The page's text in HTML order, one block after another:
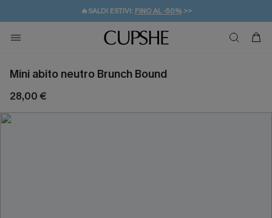
🔥SALDI ESTIVI: FINO AL -50%>>
🚚SPEDIZIONE GRATUITA DA 49€
💌REGALO PER I NUOVI: 20% DI SCONTO*
Mini abito neutro Brunch Bound
28,00 €